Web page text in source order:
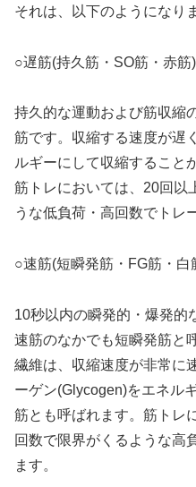
それは、以下のようになり
○遅筋(持久筋・SO筋・赤筋)
持久的な運動および筋収縮
筋です。収縮する速度が遅
ルギーにして収縮すること
筋トレにおいては、20回以
うな低負荷・高回数でトレ
○速筋(短瞬発筋・FG筋・白
10秒以内の瞬発的・爆発的
速筋のなかでも短瞬発筋と
繊維は、収縮速度が非常に
ーゲン(Glycogen)をエネル
筋とも呼ばれます。筋トレ
回数で限界がくるような高
ます。